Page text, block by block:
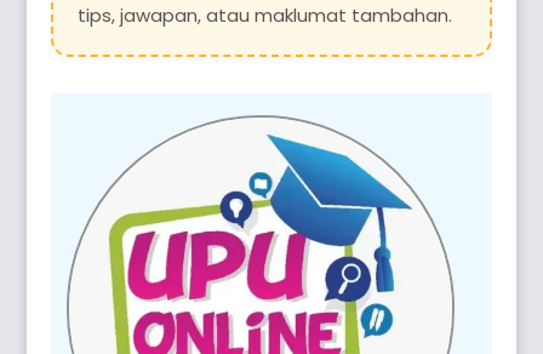
tips, jawapan, atau maklumat tambahan.